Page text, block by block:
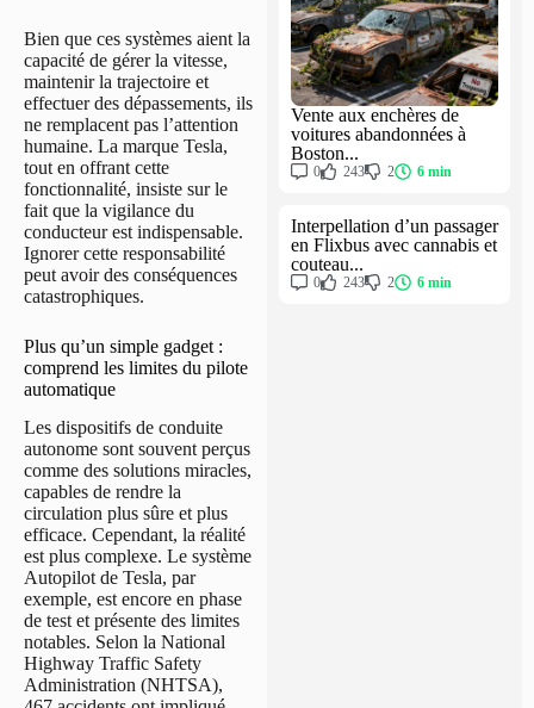
Bien que ces systèmes aient la
capacité de gérer la vitesse,
maintenir la trajectoire et
effectuer des dépassements, ils
ne remplacent pas l’attention
humaine. La marque Tesla,
tout en offrant cette
fonctionnalité, insiste sur le
fait que la vigilance du
conducteur est indispensable.
Ignorer cette responsabilité
peut avoir des conséquences
catastrophiques.
Plus qu’un simple gadget :
comprend les limites du pilote
automatique
Les dispositifs de conduite
autonome sont souvent perçus
comme des solutions miracles,
capables de rendre la
circulation plus sûre et plus
efficace. Cependant, la réalité
est plus complexe. Le système
Autopilot de Tesla, par
exemple, est encore en phase
de test et présente des limites
notables. Selon la National
Highway Traffic Safety
Administration (NHTSA),
Vente aux enchères de
voitures abandonnées à
Boston...
0 243 2 6 min
Interpellation d’un passager
en Flixbus avec cannabis et
couteau...
0 243 2 6 min